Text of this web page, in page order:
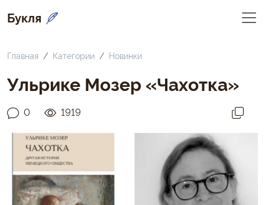
Букля
Главная Категории Новинки
Ульрике Мозер «Чахотка»
0 1919